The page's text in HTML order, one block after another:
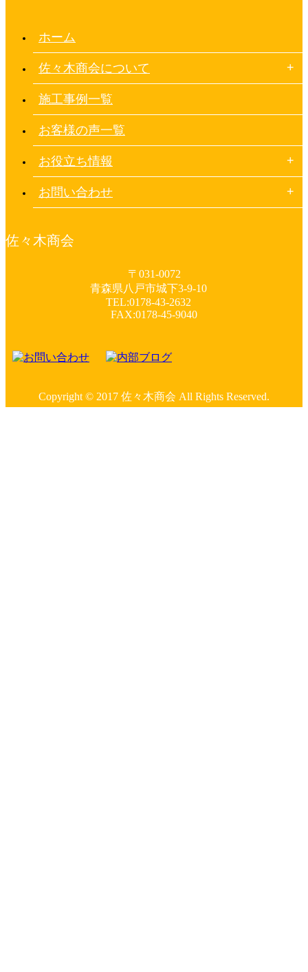
ホーム
佐々木商会について
施工事例一覧
お客様の声一覧
お役立ち情報
お問い合わせ
佐々木商会
〒031-0072
青森県八戸市城下3-9-10
TEL:0178-43-2632
FAX:0178-45-9040
Copyright © 2017 佐々木商会 All Rights Reserved.